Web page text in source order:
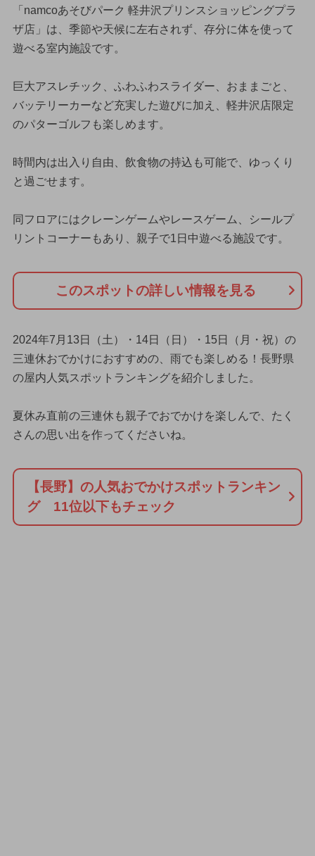
「namcoあそびパーク 軽井沢プリンスショッピングプラ
ザ店」は、季節や天候に左右されず、存分に体を使って
遊べる室内施設です。
巨大アスレチック、ふわふわスライダー、おままごと、
バッテリーカーなど充実した遊びに加え、軽井沢店限定
のパターゴルフも楽しめます。
時間内は出入り自由、飲食物の持込も可能で、ゆっくり
と過ごせます。
同フロアにはクレーンゲームやレースゲーム、シールプ
リントコーナーもあり、親子で1日中遊べる施設です。
このスポットの詳しい情報を見る
2024年7月13日（土）・14日（日）・15日（月・祝）の
三連休おでかけにおすすめの、雨でも楽しめる！長野県
の屋内人気スポットランキングを紹介しました。
夏休み直前の三連休も親子でおでかけを楽しんで、たく
さんの思い出を作ってくださいね。
【長野】の人気おでかけスポットランキン
グ 11位以下もチェック